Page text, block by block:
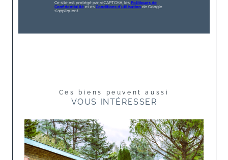
Ce site est protégé par reCAPTCHA, les Politiques de
Confidentialité et esConditions d'utilisation de Google
s'appliquent.
Ces biens peuvent aussi
VOUS INTÉRESSER